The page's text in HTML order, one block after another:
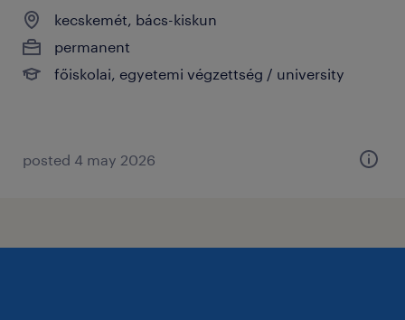
kecskemét, bács-kiskun
permanent
főiskolai, egyetemi végzettség / university
posted 4 may 2026